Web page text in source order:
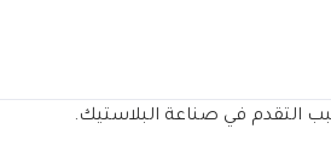
التقدم في صناعة البلاستيك.